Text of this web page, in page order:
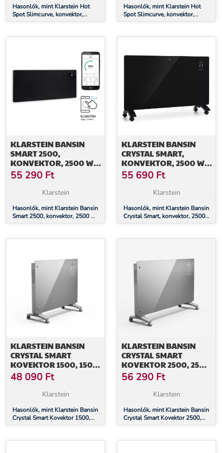
Hasonlók, mint Klarstein Hot
Spot Slimcurve, konvektor,
fűtőtest, 80 x 40 cm, 40 m²,
Hasonlók, mint Klarstein Hot
Spot Slimcurve, konvektor,
fűtőtest, 80 x 40 cm, 40 m²,
KLARSTEIN BANSIN
SMART 2500,
KONVEKTOR, 2500 W,
VEZÉRLÉS
APPLIKÁCIÓN
KERESZTÜL
55 290 Ft
Klarstein
Hasonlók, mint Klarstein Bansin
Smart 2500, konvektor, 2500 W,
vezérlés applikáción keresztül
KLARSTEIN BANSIN
CRYSTAL SMART,
KONVEKTOR, 2500 W,
5 - 50 °C, VEZÉRLÉS
APPLIKÁCIÓN
KERESZTÜL
55 690 Ft
Klarstein
Hasonlók, mint Klarstein Bansin
Crystal Smart, konvektor, 2500
W, 5 - 50 °C, vezérlés
KLARSTEIN BANSIN
CRYSTAL SMART
KOVEKTOR 1500, 1500
W, ALKALMAZÁS, 5- 50
°C, LED KIJELZŐ,
ÉRINTŐKÉPERNYŐ
48 090 Ft
Klarstein
Hasonlók, mint Klarstein Bansin
Crystal Smart Kovektor 1500,
1500 W, Alkalmazás, 5- 50 °C,
KLARSTEIN BANSIN
CRYSTAL SMART
KOVEKTOR 2500, 2500
W, ALKALMAZÁS, 5- 50
°C, LED KIJELZŐ,
ÉRINTŐKÉPERNYŐ
56 290 Ft
Klarstein
Hasonlók, mint Klarstein Bansin
Crystal Smart Kovektor 2500,
2500 W, Alkalmazás, 5- 50 °C,